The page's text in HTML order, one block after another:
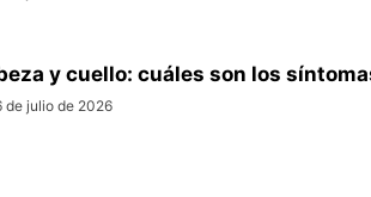
y cuello: cuáles son los
de julio de 2026